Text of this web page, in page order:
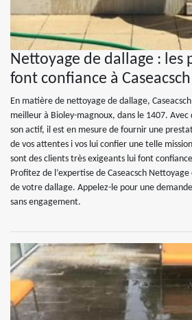
Nettoyage de dallage : les
font confiance à
En matière de nettoyage de dallage,
meilleur à Bioley-magnoux, dans le 1407. Avec
son actif, il est en mesure de fournir une
de vos attentes i vos lui confier une telle
sont des clients très exigeants lui font
Profitez de l’expertise de Caseacsch
de votre dallage. Appelez-le pour une
sans engagement.